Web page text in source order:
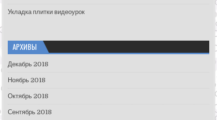
Укладка плитки видеоурок
АРХИВЫ
Декабрь 2018
Ноябрь 2018
Октябрь 2018
Сентябрь 2018